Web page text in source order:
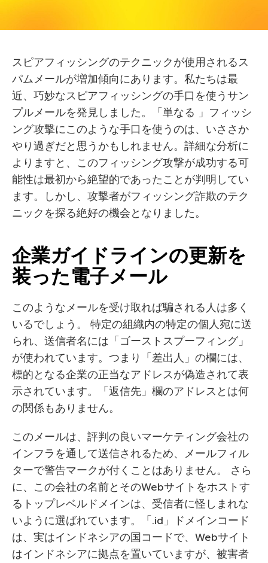
スピアフィッシングのテクニックが使用されるス
パムメールが増加傾向にあります。私たちは最
近、巧妙なスピアフィッシングの手口を使うサン
プルメールを発見しました。「単なる 」フィッシ
ング攻撃にこのような手口を使うのは、いささか
やり過ぎだと思うかもしれません。詳細な分析に
よりますと、このフィッシング攻撃が成功する可
能性は最初から絶望的であったことが判明してい
ます。しかし、攻撃者がフィッシング詐欺のテク
ニックを探る絶好の機会となりました。
企業ガイドラインの更新を
装った電子メール
このようなメールを受け取れば騙される人は多く
いるでしょう。 特定の組織内の特定の個人宛に送
られ、送信者名には「ゴーストスプーフィング」
が使われています。つまり「差出人」の欄には、
標的となる企業の正当なアドレスが偽造されて表
示されています。「返信先」欄のアドレスとは何
の関係もありません。
このメールは、評判の良いマーケティング会社の
インフラを通して送信されるため、メールフィル
ターで警告マークが付くことはありません。 さら
に、この会社の名前とそのWebサイトをホストす
るトップレベルドメインは、受信者に怪しまれな
いように選ばれています。「.id」ドメインコード
は、実はインドネシアの国コードで、Webサイト
はインドネシアに拠点を置いていますが、被害者